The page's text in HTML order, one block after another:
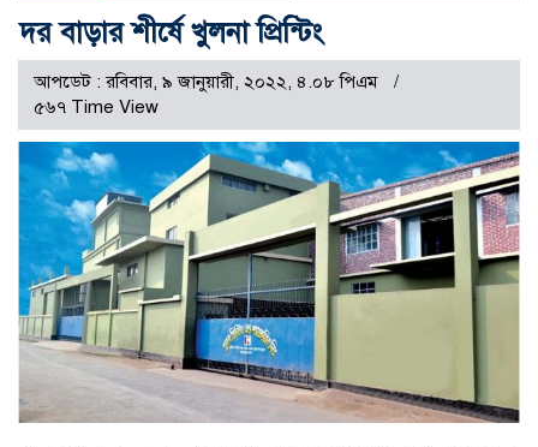
দর বাড়ার শীর্ষে খুলনা প্রিন্টিং
আপডেট : রবিবার, ৯ জানুয়ারী, ২০২২, ৪.০৮ পিএম
৫৬৭ Time View